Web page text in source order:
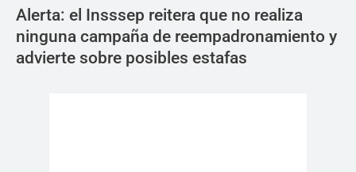
Alerta: el Insssep reitera que no realiza
ninguna campaña de reempadronamiento y
advierte sobre posibles estafas